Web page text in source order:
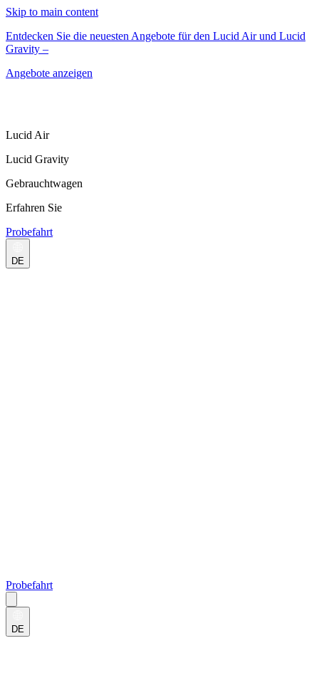
Skip to main content
Entdecken Sie die neuesten Angebote für den Lucid Air und Lucid
Gravity –
Angebote anzeigen
Lucid Air
Lucid Gravity
Gebrauchtwagen
Erfahren Sie
Probefahrt
DE
Probefahrt
DE